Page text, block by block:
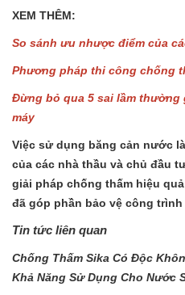
XEM THÊM:
So sánh ưu nhược điểm của
Phương pháp thi công chống
Đừng bỏ qua 5 sai lầm thường
máy
Việc sử dụng băng cản nước
của các nhà thầu và chủ đầu
giải pháp chống thấm hiệu
đã góp phần bảo vệ công
Tin tức liên quan
Chống Thấm Sika Có Độc
Khả Năng Sử Dụng Cho Nước